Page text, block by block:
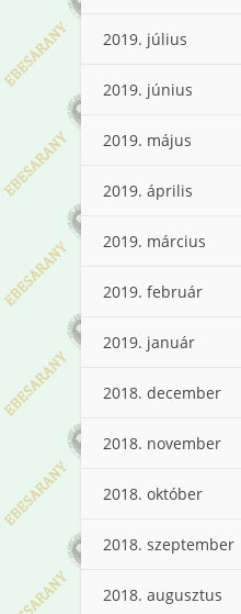
2019. július
2019. június
2019. május
2019. április
2019. március
2019. február
2019. január
2018. december
2018. november
2018. október
2018. szeptember
2018. augusztus